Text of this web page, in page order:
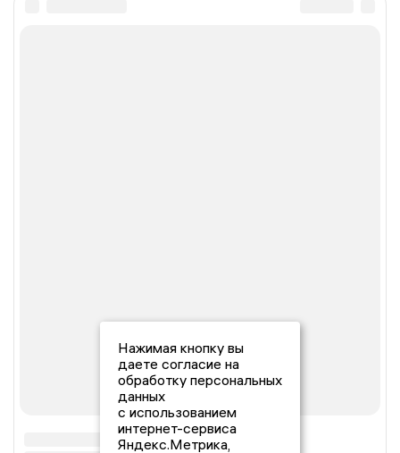
Нажимая кнопку вы
даете согласие на
обработку персональных
данных
с использованием
интернет-сервиса
Яндекс.Метрика,